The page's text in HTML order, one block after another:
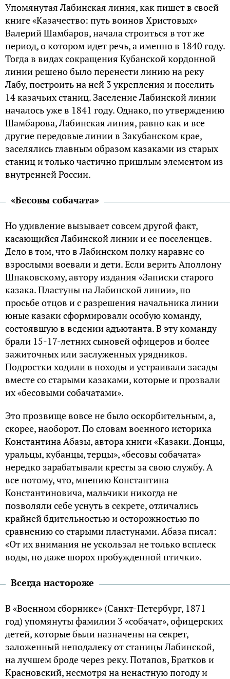
Упомянутая Лабинская линия, как пишет в своей
книге «Казачество: путь воинов Христовых»
Валерий Шамбаров, начала строиться в тот же
период, о котором идет речь, а именно в 1840 году.
Тогда в видах сокращения Кубанской кордонной
линии решено было перенести линию на реку
Лабу, построить на ней 3 укрепления и поселить
14 казачьих станиц. Заселение Лабинской линии
началось уже в 1841 году. Однако, по утверждению
Шамбарова, Лабинская линия, равно как и все
другие передовые линии в Закубанском крае,
заселялись главным образом казаками из старых
станиц и только частично пришлым элементом из
внутренней России.
«Бесовы собачата»
Но удивление вызывает совсем другой факт,
касающийся Лабинской линии и ее поселенцев.
Дело в том, что в Лабинском полку наравне со
взрослыми воевали и дети. Если верить Аполлону
Шпаковскому, автору издания «Записки старого
казака. Пластуны на Лабинской линии», по
просьбе отцов и с разрешения начальника линии
юные казаки сформировали особую команду,
состоявшую в ведении адъютанта. В эту команду
брали 15-17-летних сыновей офицеров и более
зажиточных или заслуженных урядников.
Подростки ходили в походы и устраивали засады
вместе со старыми казаками, которые и прозвали
их «бесовыми собачатами».
Это прозвище вовсе не было оскорбительным, а,
скорее, наоборот. По словам военного историка
Константина Абазы, автора книги «Казаки. Донцы,
уральцы, кубанцы, терцы», «бесовы собачата»
нередко зарабатывали кресты за свою службу. А
все потому, что, мнению Константина
Константиновича, мальчики никогда не
позволяли себе уснуть в секрете, отличались
крайней бдительностью и осторожностью по
сравнению со старыми пластунами. Абаза писал:
«От их внимания не ускользал не только всплеск
воды, но даже шорох пробужденной птички».
Всегда настороже
В «Военном сборнике» (Санкт-Петербург, 1871
год) упомянуты фамилии 3 «собачат», офицерских
детей, которые были назначены на секрет,
заложенный неподалеку от станицы Лабинской,
на лучшем броде через реку. Потапов, Братков и
Красновский, несмотря на ненастную погоду и